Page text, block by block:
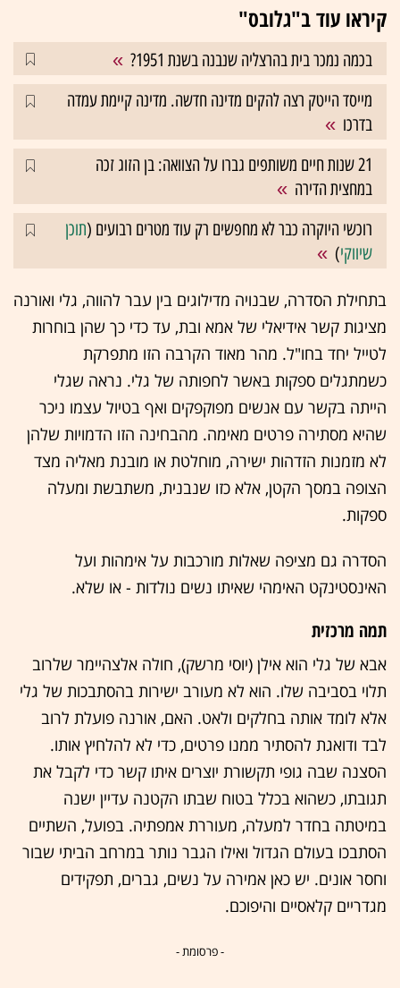
קיראו עוד ב"גלובס"
בכמה נמכר בית בהרצליה שנבנה בשנת 1951?
מייסד הייטק רצה להקים מדינה חדשה. מדינה קיימת עמדה
בדרכו
21 שנות חיים משותפים גברו על הצוואה: בן הזוג זכה
במחצית הדירה
רוכשי היוקרה כבר לא מחפשים רק עוד מטרים רבועים (תוכן
שיווקי)
בתחילת הסדרה, שבנויה מדילוגים בין עבר להווה, גלי ואורנה
מציגות קשר אידיאלי של אמא ובת, עד כדי כך שהן בוחרות
לטייל יחד בחו"ל. מהר מאוד הקרבה הזו מתפרקת
כשמתגלים ספקות באשר לחפותה של גלי. נראה שגלי
הייתה בקשר עם אנשים מפוקפקים ואף בטיול עצמו ניכר
שהיא מסתירה פרטים מאימה. מהבחינה הזו הדמויות שלהן
לא מזמנות הזדהות ישירה, מוחלטת או מובנת מאליה מצד
הצופה במסך הקטן, אלא כזו שנבנית, משתבשת ומעלה
ספקות.
הסדרה גם מציפה שאלות מורכבות על אימהות ועל
האינסטינקט האימהי שאיתו נשים נולדות - או שלא.
תמה מרכזית
אבא של גלי הוא אילן (יוסי מרשק), חולה אלצהיימר שלרוב
תלוי בסביבה שלו. הוא לא מעורב ישירות בהסתבכות של גלי
אלא לומד אותה בחלקים ולאט. האם, אורנה פועלת לרוב
לבד ודואגת להסתיר ממנו פרטים, כדי לא להלחיץ אותו.
הסצנה שבה גופי תקשורת יוצרים איתו קשר כדי לקבל את
תגובתו, כשהוא בכלל בטוח שבתו הקטנה עדיין ישנה
במיטתה בחדר למעלה, מעוררת אמפתיה. בפועל, השתיים
הסתבכו בעולם הגדול ואילו הגבר נותר במרחב הביתי שבור
וחסר אונים. יש כאן אמירה על נשים, גברים, תפקידים
מגדריים קלאסיים והיפוכם.
- פרסומת -